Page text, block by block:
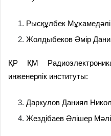
Рысқұлбек
Жолдыбеков Әмір
ҚР ҚМ
инженерлік институты:
Даркулов Даниял
Жездібаев Әлішер